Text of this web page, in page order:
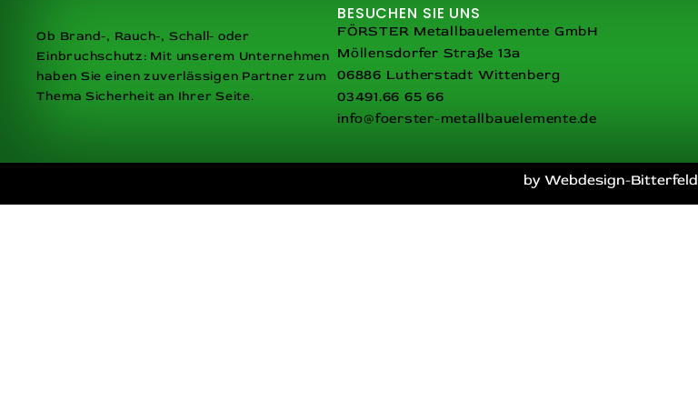
Ob Brand-, Rauch-, Schall- oder
Einbruchschutz: Mit unserem Unternehmen
haben Sie einen zuverlässigen Partner zum
Thema Sicherheit an Ihrer Seite.
BESUCHEN SIE UNS
FÖRSTER Metallbauelemente GmbH
Möllensdorfer Straße 13a
06886 Lutherstadt Wittenberg
03491.66 65 66
info@foerster-metallbauelemente.de
by Webdesign-Bitterfeld